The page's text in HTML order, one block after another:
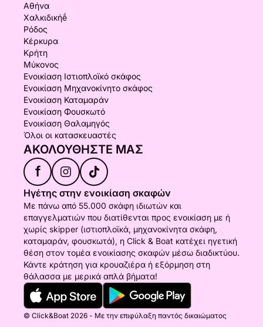
Αθήνα
Χαλκιδικήḗ
Ρόδος
Κέρκυρα
Κρήτη
Μύκονος
Ενοικίαση Ιστιοπλοϊκό σκάφος
Ενοικίαση Μηχανοκίνητο σκάφος
Ενοικίαση Καταμαράν
Ενοικίαση Φουσκωτό
Ενοικίαση Θαλαμηγός
Όλοι οι κατασκευαστές
ΑΚΟΛΟΥΘΉΣΤΕ ΜΑΣ
f
Ηγέτης στην ενοικίαση σκαφών
Με πάνω από 55.000 σκάφη ιδιωτών και
επαγγελματιών που διατίθενται προς ενοικίαση με ή
χωρίς skipper (ιστιοπλοϊκά, μηχανοκίνητα σκάφη,
καταμαράν, φουσκωτά), η Click & Boat κατέχει ηγετική
θέση στον τομέα ενοικίασης σκαφών μέσω διαδικτύου.
Κάντε κράτηση για κρουαζιέρα ή εξόρμηση στη
θάλασσα με μερικά απλά βήματα!
© Click&Boat 2026 - Με την επιφύλαξη παντός δικαιώματος